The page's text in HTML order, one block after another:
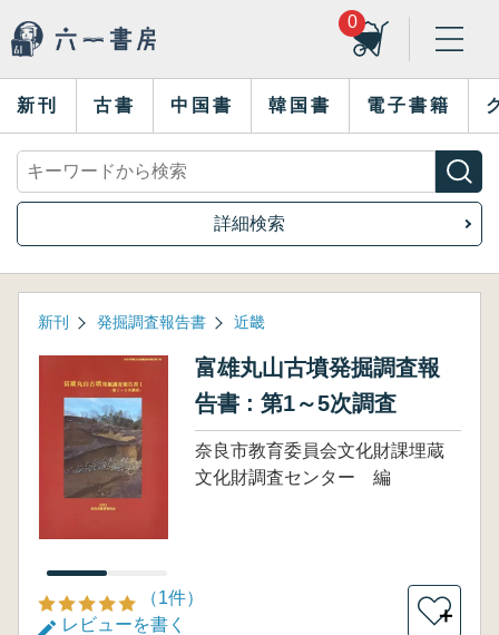
0
新刊 古書 中国書 韓国書 電子書籍
詳細検索
新刊 発掘調査報告書 近畿
富雄丸山古墳発掘調査報
告書 : 第1～5次調査
奈良市教育委員会文化財課埋蔵
文化財調査センター 編
（1件）
レビューを書く
＋